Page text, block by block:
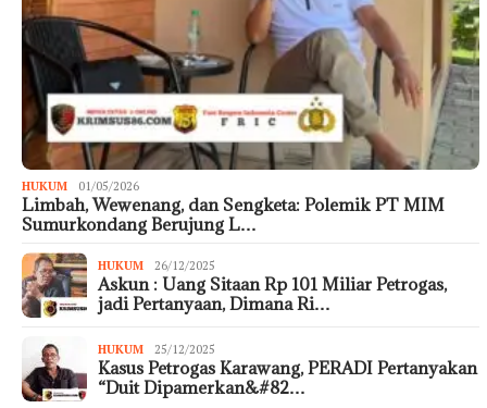
HUKUM 01/05/2026
Limbah, Wewenang, dan Sengketa: Polemik PT MIM
Sumurkondang Berujung L…
HUKUM 26/12/2025
Askun : Uang Sitaan Rp 101 Miliar Petrogas,
jadi Pertanyaan, Dimana Ri…
HUKUM 25/12/2025
Kasus Petrogas Karawang, PERADI Pertanyakan
“Duit Dipamerkan&#82…